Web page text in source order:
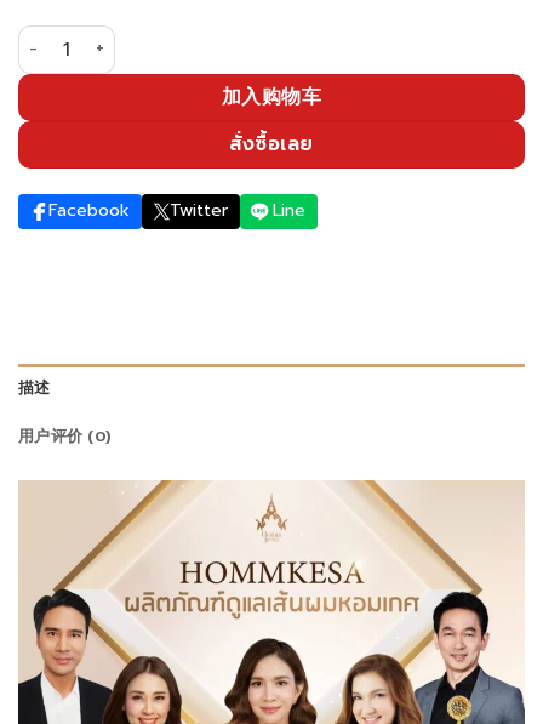
洗发水覆盖着浅棕色的白发。 数量
加入购物车
สั่งซื้อเลย
Facebook Twitter Line
描述
用户评价 (0)